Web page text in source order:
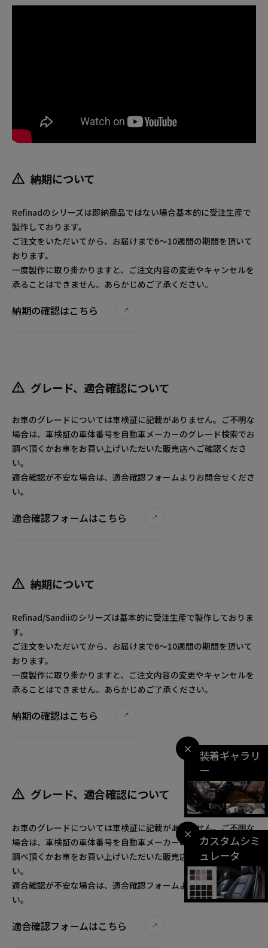
×
カスタムシミ
ュレータ
納期について
Refinadのシリーズは即納商品ではない場合基本的に受注生産で
製作しております。
ご注文をいただいてから、お届けまで6～10週間の期間を頂いて
おります。
一度製作に取り掛かりますと、ご注文内容の変更やキャンセルを
承ることはできません。あらかじめご了承ください。
納期の確認はこちら
グレード、適合確認について
お車のグレードについては車検証に記載がありません。ご不明な
場合は、車検証の車体番号を自動車メーカーのグレード検索でお
調べ頂くかお車をお買い上げいただいた販売店へご確認くださ
い。
適合確認が不安な場合は、適合確認フォームよりお問合せくださ
い。
適合確認フォームはこちら
納期について
Refinad/Sandiiのシリーズは基本的に受注生産で製作しておりま
す。
ご注文をいただいてから、お届けまで6～10週間の期間を頂いて
おります。
一度製作に取り掛かりますと、ご注文内容の変更やキャンセルを
承ることはできません。あらかじめご了承ください。
納期の確認はこちら
グレード、適合確認について
お車のグレードについては車検証に記載がありません。ご不明な
場合は、車検証の車体番号を自動車メーカーのグレード検索でお
調べ頂くかお車をお買い上げいただいた販売店へご確認くださ
い。
適合確認が不安な場合は、適合確認フォームよりお問合せくださ
い。
適合確認フォームはこちら
×
装着ギャラリ
ー